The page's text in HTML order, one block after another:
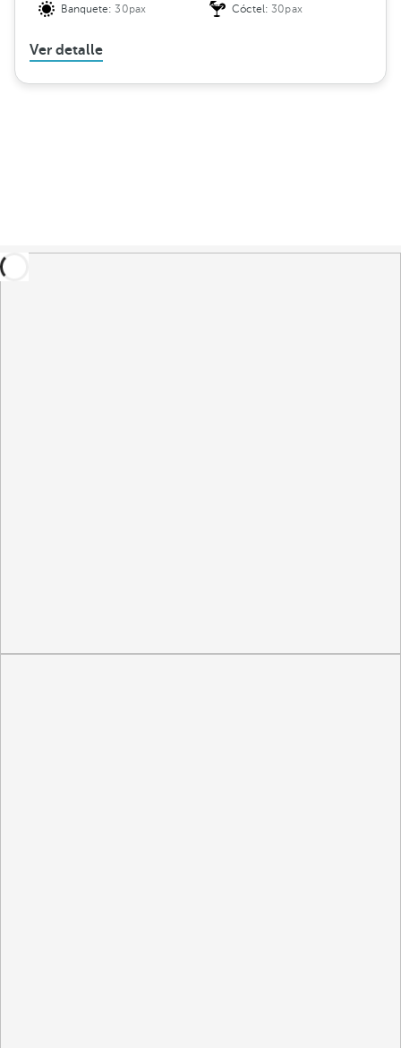
Banquete:30pax Cóctel:30pax
Ver detalle